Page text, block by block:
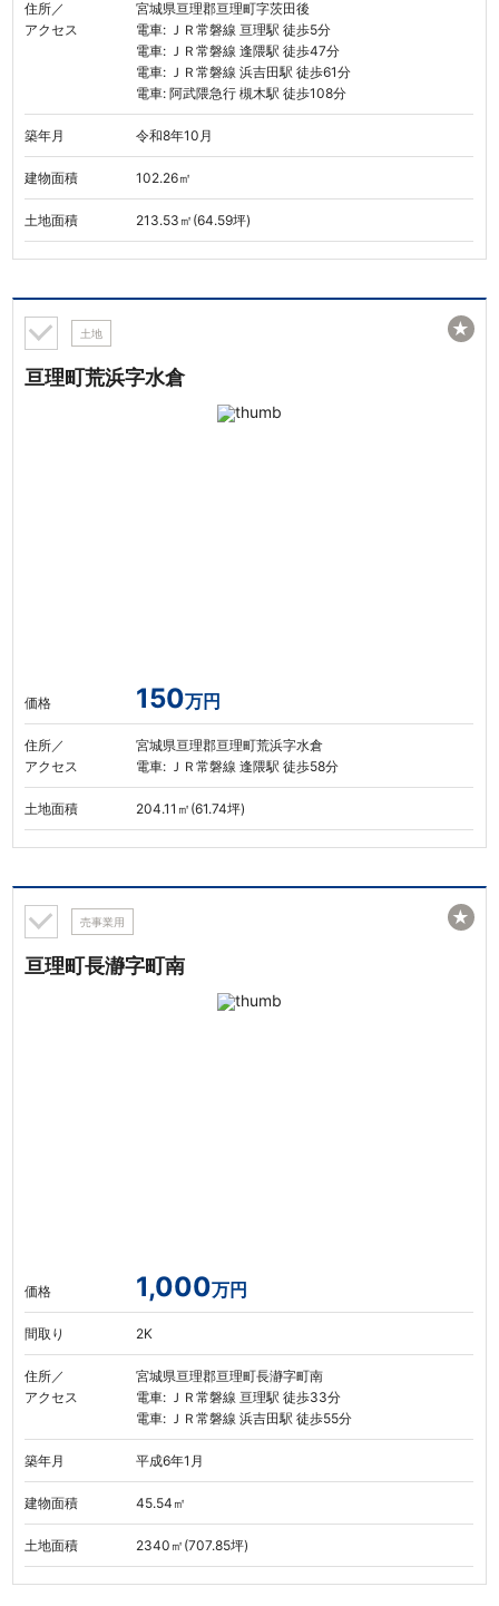
住所／
アクセス
宮城県亘理郡亘理町字茨田後
電車: ＪＲ常磐線 亘理駅 徒歩5分
電車: ＪＲ常磐線 逢隈駅 徒歩47分
電車: ＪＲ常磐線 浜吉田駅 徒歩61分
電車: 阿武隈急行 槻木駅 徒歩108分
築年月 令和8年10月
建物面積 102.26㎡
土地面積 213.53㎡(64.59坪)
土地
亘理町荒浜字水倉
価格 150万円
住所／
アクセス
宮城県亘理郡亘理町荒浜字水倉
電車: ＪＲ常磐線 逢隈駅 徒歩58分
土地面積 204.11㎡(61.74坪)
★
売事業用
亘理町長瀞字町南
価格 1,000万円
間取り 2K
住所／
アクセス
宮城県亘理郡亘理町長瀞字町南
電車: ＪＲ常磐線 亘理駅 徒歩33分
電車: ＪＲ常磐線 浜吉田駅 徒歩55分
築年月 平成6年1月
建物面積 45.54㎡
土地面積 2340㎡(707.85坪)
★